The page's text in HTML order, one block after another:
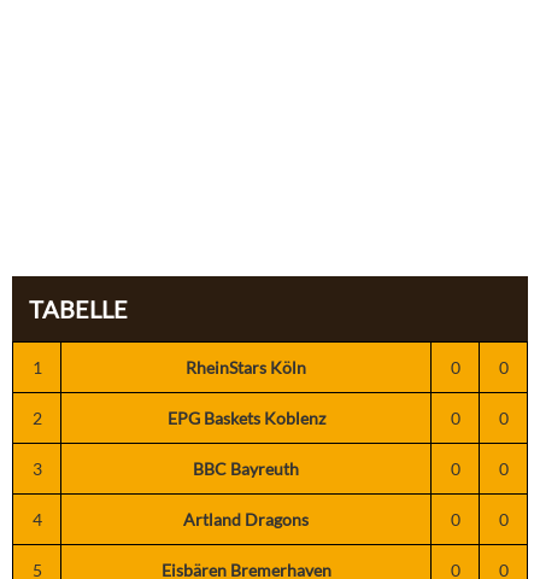
TABELLE
1 RheinStars Köln 0 0
2 EPG Baskets Koblenz 0 0
3 BBC Bayreuth 0 0
4 Artland Dragons 0 0
5 Eisbären Bremerhaven 0 0